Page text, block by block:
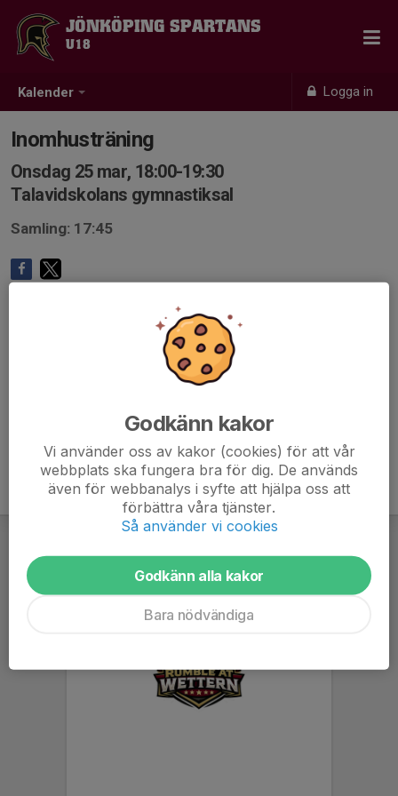
Kalender Logga in
JÖNKÖPING SPARTANS
U18
Inomhusträning
Onsdag 25 mar, 18:00-19:30
Talavidskolans gymnastiksal
Samling: 17:45
Godkänn kakor
Vi använder oss av kakor (cookies) för att vår
webbplats ska fungera bra för dig. De används
även för webbanalys i syfte att hjälpa oss att
förbättra våra tjänster.
Så använder vi cookies
Godkänn alla kakor
Bara nödvändiga